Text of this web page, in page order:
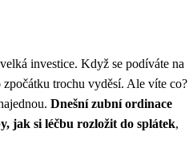
investice. Když se podíváte na
trochu vyděsí. Ale víte co?
Dnešní zubní ordinace
jak si léčbu rozložit do splátek,